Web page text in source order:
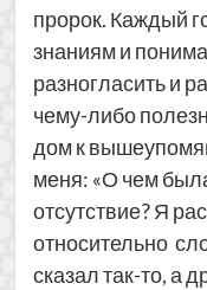
пророк. Каждый
знаниям и
разногласить и
чему-либо
дом к
меня: «О чем
отсутствие? Я
относительно
сказал так-то, а